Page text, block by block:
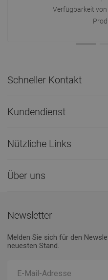
Verfügbarkeit
Schneller Kontakt
Kundendienst
Nützliche Links
Über uns
Newsletter
Melden Sie sich für den
neuesten Stand.